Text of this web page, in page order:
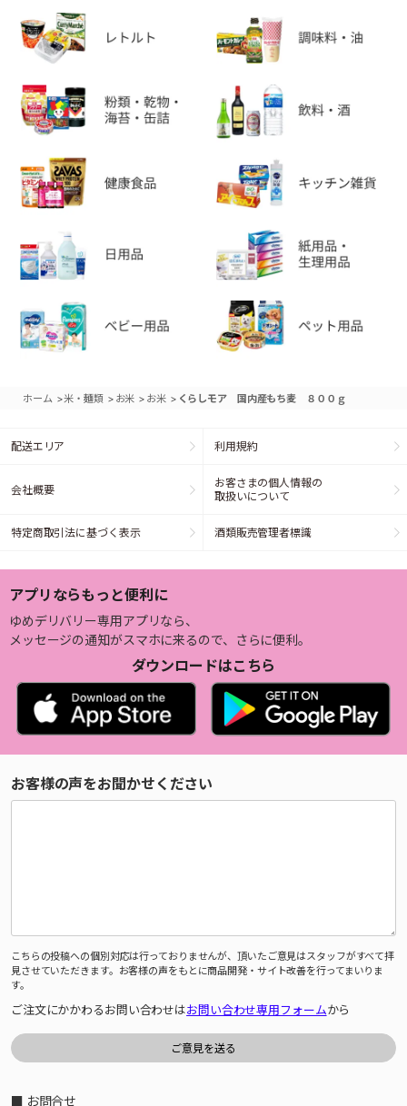
ホーム >米・麺類 > お米 > お米 > くらしモア 国内産もち麦 ８００ｇ
配送エリア 利用規約
会社概要
お客さまの個人情報の
取扱いについて
特定商取引法に基づく表示 酒類販売管理者標識
アプリならもっと便利に
ゆめデリバリー専用アプリなら、
メッセージの通知がスマホに来るので、さらに便利。
ダウンロードはこちら
お客様の声をお聞かせください
こちらの投稿への個別対応は行っておりませんが、頂いたご意見はスタッフがすべて拝
見させていただきます。お客様の声をもとに商品開発・サイト改善を行ってまいりま
す。
ご注文にかかわるお問い合わせはお問い合わせ専用フォームから
■ お問合せ